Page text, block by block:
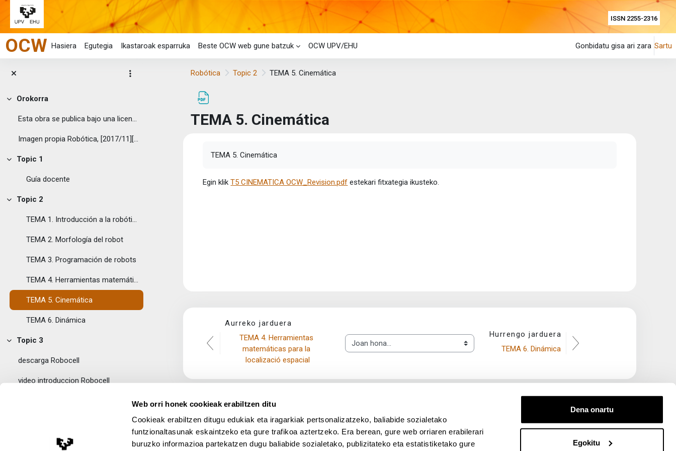
Web orri honek cookieak erabiltzen ditu
Cookieak erabiltzen ditugu edukiak eta iragarkiak pertsonalizatzeko, baliabide sozialetako
funtzionaltasunak eskaintzeko eta gure trafikoa aztertzeko. Era berean, gure web orriaren erabilerari
buruzko informazioa partekatzen dugu baliabide sozialetako, publizitateko eta estatistiketako gure
Dena onartu
Egokitu
ISSN 2255-2316
Joan eduki nagusira zuzenean
OCW Hasiera Egutegia Ikastaroak esparruka Beste OCW web gune batzuk OCW UPV/EHU Gonbidatu gisa ari zara Sartu
Tolestu
Orokorra
Esta obra se publica bajo una licencia Creative C...
Imagen propia Robótica, [2017/11][...
Tolestu
Topic 1
Guía docente
Tolestu
Topic 2
TEMA 1. Introducción a la robótica
TEMA 2. Morfología del robot
TEMA 3. Programación de robots
TEMA 4. Herramientas matemáticas para la localizació espacial
TEMA 5. Cinemática
TEMA 6. Dinámica
Tolestu
Topic 3
descarga Robocell
video introduccion Robocell
EJEMPLO PARTE III
Robótica Topic 2 TEMA 5. Cinemática
TEMA 5. Cinemática
TEMA 5. Cinemática
Egin klikT5 CINEMATICA OCW_Revision.pdf estekari fitxategia ikusteko.
Aurreko jarduera
TEMA 4. Herramientas
matemáticas para la
localizació espacial
Joan hona...
Hurrengo jarduera
TEMA 6. Dinámica
Lege Oharra App deskargatu UPV/EHU en Facebook (abre ventana nueva)
UPV/EHU en Twitter (abre ventana nueva)
UPV/EHU en LinkedIn (abre ventana nueva)
UPV/EHU en YouTube (abre ventana nueva)